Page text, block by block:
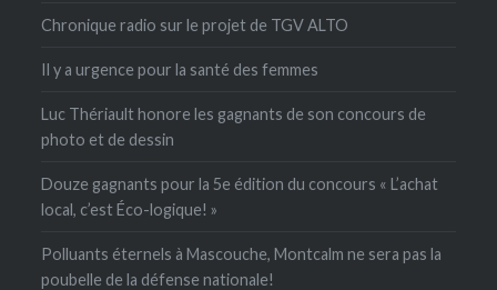
Chronique radio sur le projet de TGV ALTO
Il y a urgence pour la santé des femmes
Luc Thériault honore les gagnants de son concours de
photo et de dessin
Douze gagnants pour la 5e édition du concours « L’achat
local, c’est Éco-logique! »
Polluants éternels à Mascouche, Montcalm ne sera pas la
poubelle de la défense nationale!